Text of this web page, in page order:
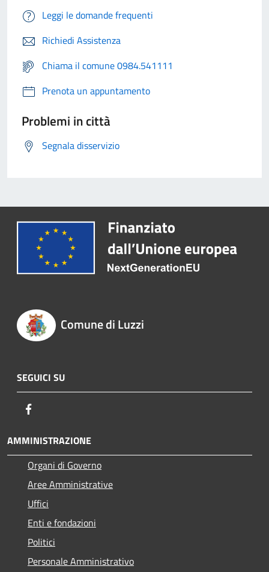
Leggi le domande frequenti
Richiedi Assistenza
Chiama il comune 0984.541111
Prenota un appuntamento
Problemi in città
Segnala disservizio
Comune di Luzzi
SEGUICI SU
AMMINISTRAZIONE
Organi di Governo
Aree Amministrative
Uffici
Enti e fondazioni
Politici
Personale Amministrativo